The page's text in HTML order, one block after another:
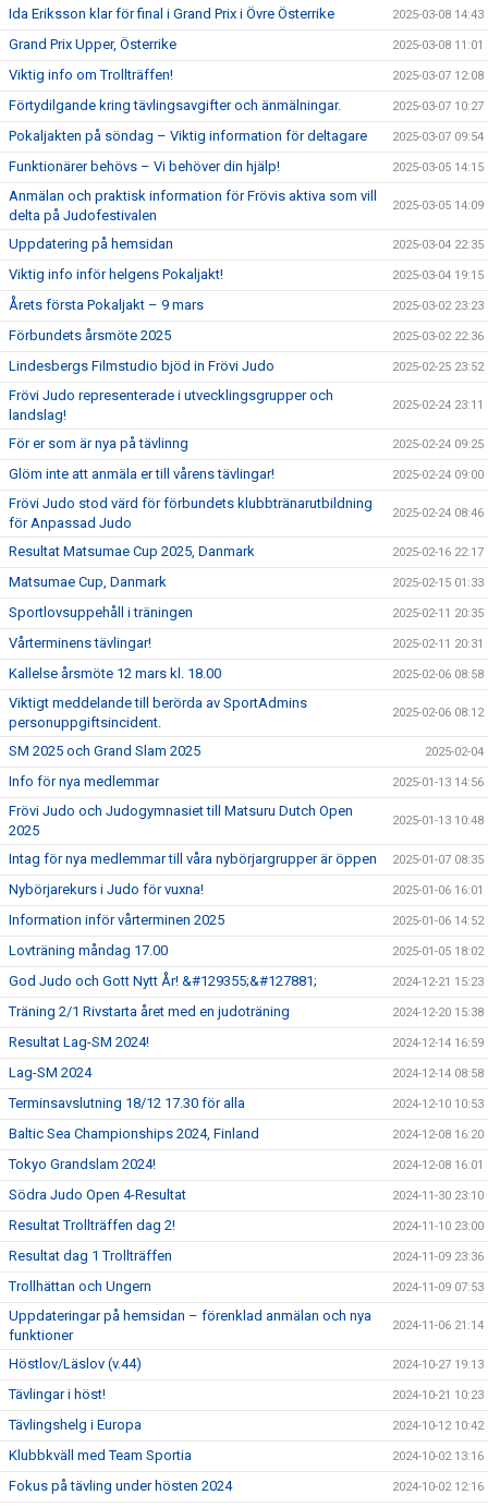
Ida Eriksson klar för final i Grand Prix i Övre Österrike 2025-03-08 14:43
Grand Prix Upper, Österrike 2025-03-08 11:01
Viktig info om Trollträffen! 2025-03-07 12:08
Förtydilgande kring tävlingsavgifter och änmälningar. 2025-03-07 10:27
Pokaljakten på söndag – Viktig information för deltagare 2025-03-07 09:54
Funktionärer behövs – Vi behöver din hjälp! 2025-03-05 14:15
Anmälan och praktisk information för Frövis aktiva som vill
delta på Judofestivalen
2025-03-05 14:09
Uppdatering på hemsidan 2025-03-04 22:35
Viktig info inför helgens Pokaljakt! 2025-03-04 19:15
Årets första Pokaljakt – 9 mars 2025-03-02 23:23
Förbundets årsmöte 2025 2025-03-02 22:36
Lindesbergs Filmstudio bjöd in Frövi Judo 2025-02-25 23:52
Frövi Judo representerade i utvecklingsgrupper och
landslag!
2025-02-24 23:11
För er som är nya på tävlinng 2025-02-24 09:25
Glöm inte att anmäla er till vårens tävlingar! 2025-02-24 09:00
Frövi Judo stod värd för förbundets klubbtränarutbildning
för Anpassad Judo
2025-02-24 08:46
Resultat Matsumae Cup 2025, Danmark 2025-02-16 22:17
Matsumae Cup, Danmark 2025-02-15 01:33
Sportlovsuppehåll i träningen 2025-02-11 20:35
Vårterminens tävlingar! 2025-02-11 20:31
Kallelse årsmöte 12 mars kl. 18.00 2025-02-06 08:58
Viktigt meddelande till berörda av SportAdmins
personuppgiftsincident.
2025-02-06 08:12
SM 2025 och Grand Slam 2025 2025-02-04
Info för nya medlemmar 2025-01-13 14:56
Frövi Judo och Judogymnasiet till Matsuru Dutch Open
2025
2025-01-13 10:48
Intag för nya medlemmar till våra nybörjargrupper är öppen 2025-01-07 08:35
Nybörjarekurs i Judo för vuxna! 2025-01-06 16:01
Information inför vårterminen 2025 2025-01-06 14:52
Lovträning måndag 17.00 2025-01-05 18:02
God Judo och Gott Nytt År! &#129355;&#127881; 2024-12-21 15:23
Träning 2/1 Rivstarta året med en judoträning 2024-12-20 15:38
Resultat Lag-SM 2024! 2024-12-14 16:59
Lag-SM 2024 2024-12-14 08:58
Terminsavslutning 18/12 17.30 för alla 2024-12-10 10:53
Baltic Sea Championships 2024, Finland 2024-12-08 16:20
Tokyo Grandslam 2024! 2024-12-08 16:01
Södra Judo Open 4-Resultat 2024-11-30 23:10
Resultat Trollträffen dag 2! 2024-11-10 23:00
Resultat dag 1 Trollträffen 2024-11-09 23:36
Trollhättan och Ungern 2024-11-09 07:53
Uppdateringar på hemsidan – förenklad anmälan och nya
funktioner
2024-11-06 21:14
Höstlov/Läslov (v.44) 2024-10-27 19:13
Tävlingar i höst! 2024-10-21 10:23
Tävlingshelg i Europa 2024-10-12 10:42
Klubbkväll med Team Sportia 2024-10-02 13:16
Fokus på tävling under hösten 2024 2024-10-02 12:16